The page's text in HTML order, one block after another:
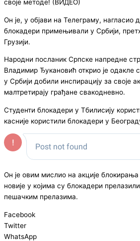
Он је, у објави на Телеграму, нагласио
блокадери примењивали у Србији,
Грузији.
Народни посланик Српске напредне
Владимир Ђукановић открио је одакле
у Србији добили инспирацију за своје
малтретирају грађане свакодневно.
Студенти блокадери у Тбилисију
касније користили блокадери у
Он је овим мислио на акције
новије у којима су блокадери
пешачким прелазима.
Facebook
Twitter
WhatsApp